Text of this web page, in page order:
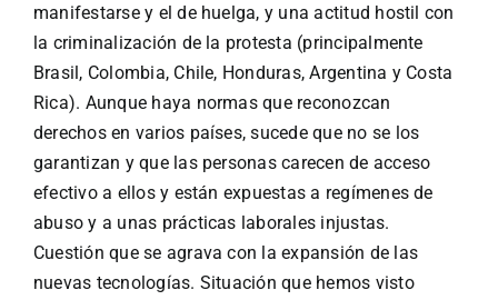
manifestarse y el de huelga, y una actitud hostil con
la criminalización de la protesta (principalmente
Brasil, Colombia, Chile, Honduras, Argentina y Costa
Rica). Aunque haya normas que reconozcan
derechos en varios países, sucede que no se los
garantizan y que las personas carecen de acceso
efectivo a ellos y están expuestas a regímenes de
abuso y a unas prácticas laborales injustas.
Cuestión que se agrava con la expansión de las
nuevas tecnologías. Situación que hemos visto